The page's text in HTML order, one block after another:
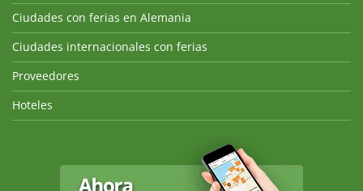
Ciudades con ferias en Alemania
Ciudades internacionales con ferias
Proveedores
Hoteles